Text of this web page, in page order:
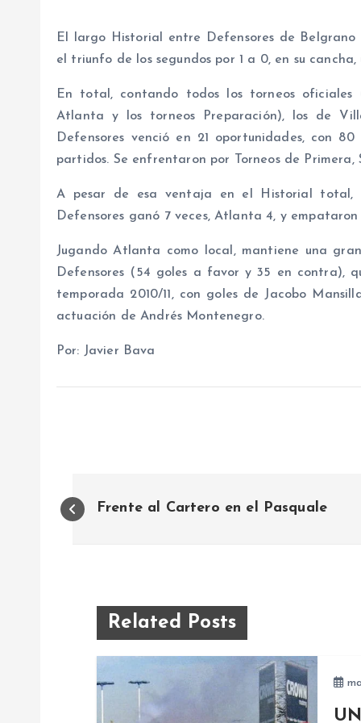
El largo Historial entre Defensores de Belgrano
el triunfo de los segundos por 1 a 0, en su
En total, contando todos los torneos
Atlanta y los torneos Preparación), los de
Defensores venció en 21 oportunidades, con
partidos. Se enfrentaron por Torneos de
A pesar de esa ventaja en el Historial total,
Defensores ganó 7 veces, Atlanta 4, y
Jugando Atlanta como local, mantiene una
Defensores (54 goles a favor y 35 en contra),
temporada 2010/11, con goles de Jacobo
actuación de Andrés Montenegro.
Por: Javier Bava
N
Frente al Cartero en el Pasquale
Related Posts